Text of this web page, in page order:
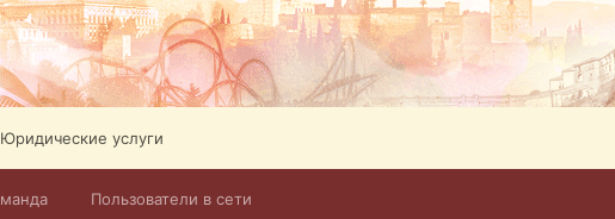
Пользователи в сети
Юридические услуги
Абонемент на 4 тв всего 12,5 Евро в месяц! Легко настроить
+972-526-384-339